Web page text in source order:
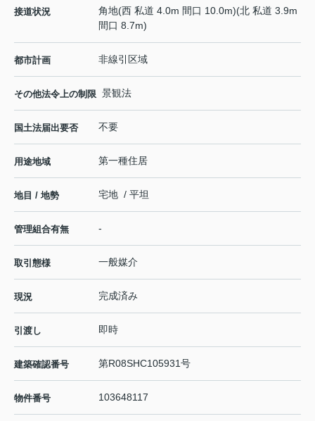
接道状況
角地(西 私道 4.0m 間口 10.0m)(北 私道 3.9m
間口 8.7m)
都市計画 非線引区域
その他法令上の制限 景観法
国土法届出要否 不要
用途地域 第一種住居
地目 / 地勢 宅地 / 平坦
管理組合有無 -
取引態様 一般媒介
現況 完成済み
引渡し 即時
建築確認番号 第R08SHC105931号
物件番号 103648117